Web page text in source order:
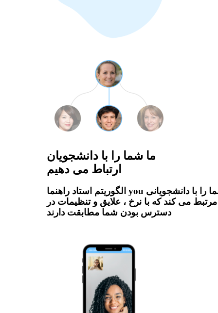
ما شما را با دانشجویان
ارتباط می دهیم
الگوریتم استاد راهنما you شما را با دانشجویانی
مرتبط می کند که با نرخ ، علایق و تنظیمات در
دسترس بودن شما مطابقت دارند